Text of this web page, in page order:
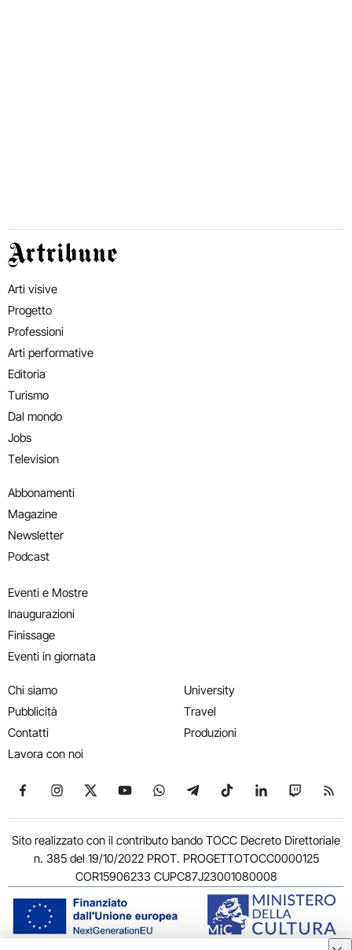
Artribune
Arti visive
Progetto
Professioni
Arti performative
Editoria
Turismo
Dal mondo
Jobs
Television
Abbonamenti
Magazine
Newsletter
Podcast
Eventi e Mostre
Inaugurazioni
Finissage
Eventi in giornata
Chi siamo
Pubblicità
Contatti
Lavora con noi
University
Travel
Produzioni
Seguici su Facebook
Seguici su Instagram
Seguici su X
Seguici su YouTube
Seguici su WhatsApp
Seguici su Telegram
Seguici su TikTok
Seguici su
Seguici
Sito realizzato con il contributo bando TOCC Decreto Direttoriale
n. 385 del 19/10/2022 PROT. PROGETTOTOCC0000125
COR15906233 CUPC87J23001080008